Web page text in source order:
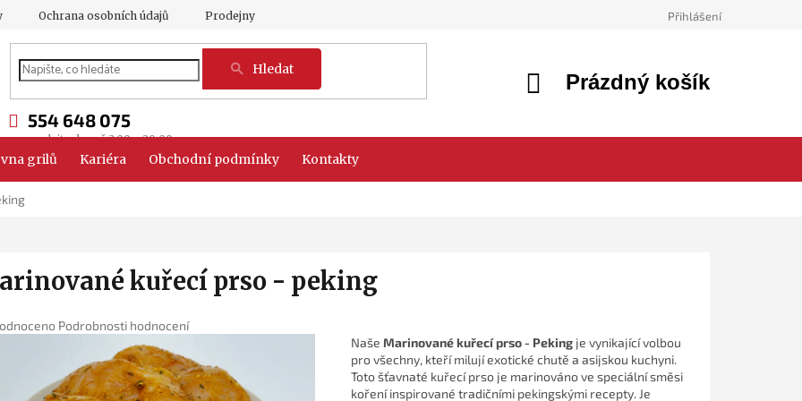
Ochrana osobních údajů Prodejny Přihlášení
Hledat
554 648 075
NÁKUPNÍ
Prázdný košík
grilů Kariéra Obchodní podmínky Kontakty
kuřecí prso - peking
Podrobnosti hodnocení
Naše Marinované kuřecí prso - Pekingje vynikající volbou
pro všechny, kteří milují exotické chutě a asijskou kuchyni.
Toto šťavnaté kuřecí prso je marinováno ve speciální směsi
koření inspirované tradičními pekingskými recepty. Je